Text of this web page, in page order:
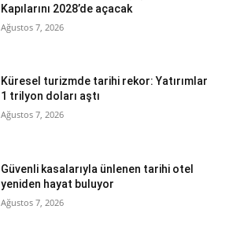
Kapılarını 2028’de açacak
Ağustos 7, 2026
Küresel turizmde tarihi rekor: Yatırımlar
1 trilyon doları aştı
Ağustos 7, 2026
Güvenli kasalarıyla ünlenen tarihi otel
yeniden hayat buluyor
Ağustos 7, 2026